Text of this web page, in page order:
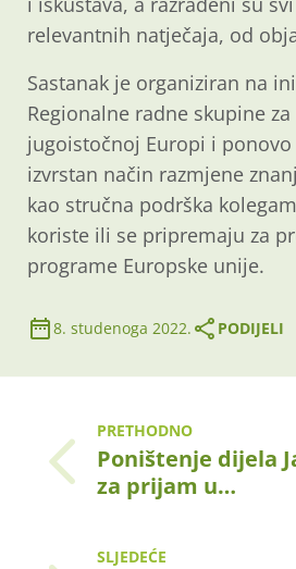
relevantnih natječaja, od
Sastanak je organiziran na
Regionalne radne skupine
jugoistočnoj Europi i
izvrstan način razmjene
kao stručna podrška
koriste ili se pripremaju za
programe Europske unije.
8. studenoga 2022. PODIJELI
PRETHODNO
Poništenje dijela
za prijam u…
SLJEDEĆE